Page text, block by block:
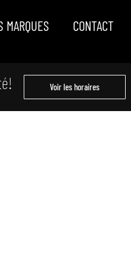
MARQUES CONTACT
Voir les horaires